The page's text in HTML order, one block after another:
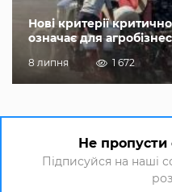
Нові критерії
означає для
8 липня 1 672
Не пропусти
Підписуйся на наші